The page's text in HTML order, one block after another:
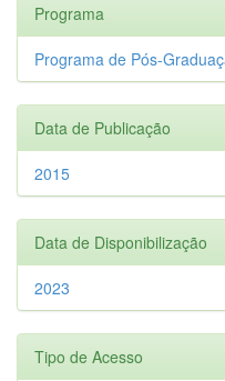
Programa
Programa de Pós-
Data de Publicação
2015
Data de Disponibilização
2023
Tipo de Acesso